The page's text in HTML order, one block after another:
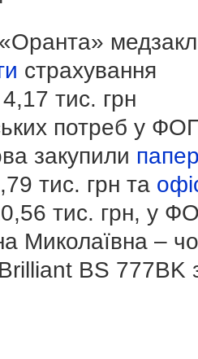
страхування
тис. грн
потреб у
закупили
тис. грн та
тис. грн, у
Миколаївна –
BS 777BK